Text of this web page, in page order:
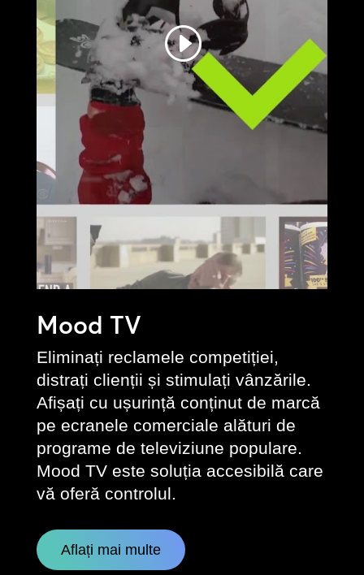
Mood TV
Eliminați reclamele competiției,
distrați clienții și stimulați vânzările.
Afișați cu ușurință conținut de marcă
pe ecranele comerciale alături de
programe de televiziune populare.
Mood TV este soluția accesibilă care
vă oferă controlul.
Aflați mai multe